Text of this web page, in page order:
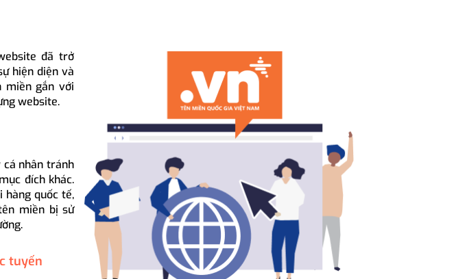
đã trở
hiện diện và
miền gắn với
website.
cá nhân tránh
đích khác.
hàng quốc tế,
miền bị sử
tuyến